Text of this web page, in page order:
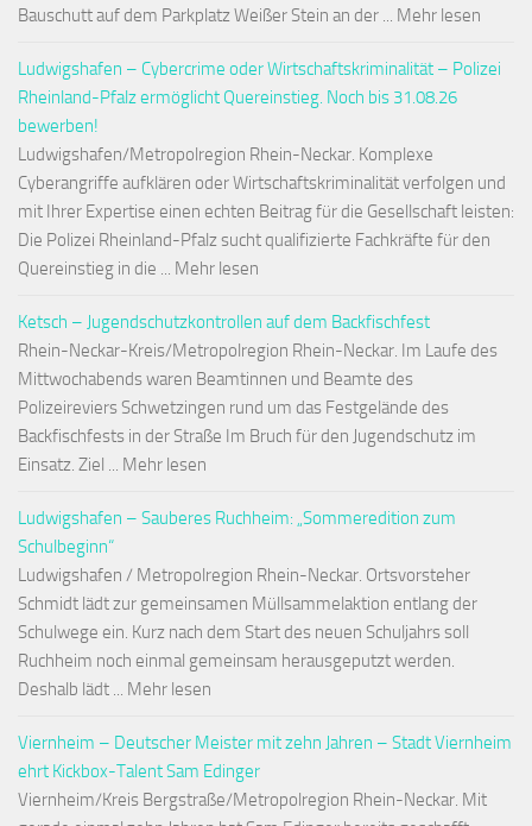
Bauschutt auf dem Parkplatz Weißer Stein an der ... Mehr lesen
Ludwigshafen – Cybercrime oder Wirtschaftskriminalität – Polizei
Rheinland-Pfalz ermöglicht Quereinstieg. Noch bis 31.08.26
bewerben!
Ludwigshafen/Metropolregion Rhein-Neckar. Komplexe
Cyberangriffe aufklären oder Wirtschaftskriminalität verfolgen und
mit Ihrer Expertise einen echten Beitrag für die Gesellschaft leisten:
Die Polizei Rheinland-Pfalz sucht qualifizierte Fachkräfte für den
Quereinstieg in die ... Mehr lesen
Ketsch – Jugendschutzkontrollen auf dem Backfischfest
Rhein-Neckar-Kreis/Metropolregion Rhein-Neckar. Im Laufe des
Mittwochabends waren Beamtinnen und Beamte des
Polizeireviers Schwetzingen rund um das Festgelände des
Backfischfests in der Straße Im Bruch für den Jugendschutz im
Einsatz. Ziel ... Mehr lesen
Ludwigshafen – Sauberes Ruchheim: „Sommeredition zum
Schulbeginn“
Ludwigshafen / Metropolregion Rhein-Neckar. Ortsvorsteher
Schmidt lädt zur gemeinsamen Müllsammelaktion entlang der
Schulwege ein. Kurz nach dem Start des neuen Schuljahrs soll
Ruchheim noch einmal gemeinsam herausgeputzt werden.
Deshalb lädt ... Mehr lesen
Viernheim – Deutscher Meister mit zehn Jahren – Stadt Viernheim
ehrt Kickbox-Talent Sam Edinger
Viernheim/Kreis Bergstraße/Metropolregion Rhein-Neckar. Mit